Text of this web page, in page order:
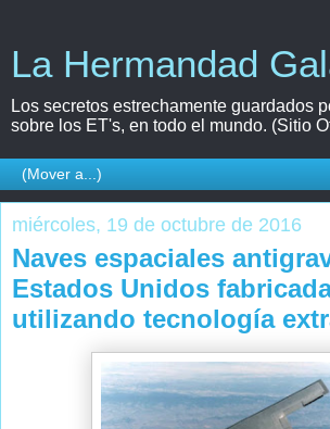
La Hermandad
Los secretos estrechamente guardados
sobre los ET's, en todo el mundo. (Sitio
miércoles, 19 de octubre de 2016
Naves espaciales
Estados Unidos
utilizando tecnología